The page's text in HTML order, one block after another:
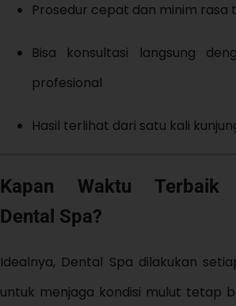
Prosedur cepat dan minim rasa
Bisa konsultasi langsung
profesional
Hasil terlihat dari satu kali
Kapan Waktu Terbaik
Dental Spa?
Idealnya, Dental Spa dilakukan
untuk menjaga kondisi mulut tetap